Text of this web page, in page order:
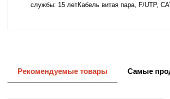
службы: 15 летКабель витая пара, F/UTP,
Рекомендуемые товары Самые